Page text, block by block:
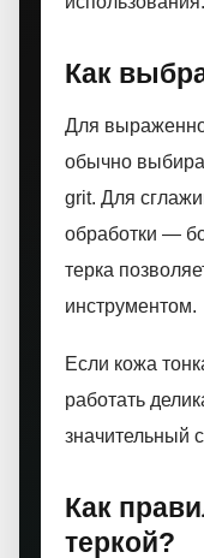
Как
Для
обычно
grit. Для
обработки —
терка
инструментом.
Если кожа
работать
значительный
Как
теркой?